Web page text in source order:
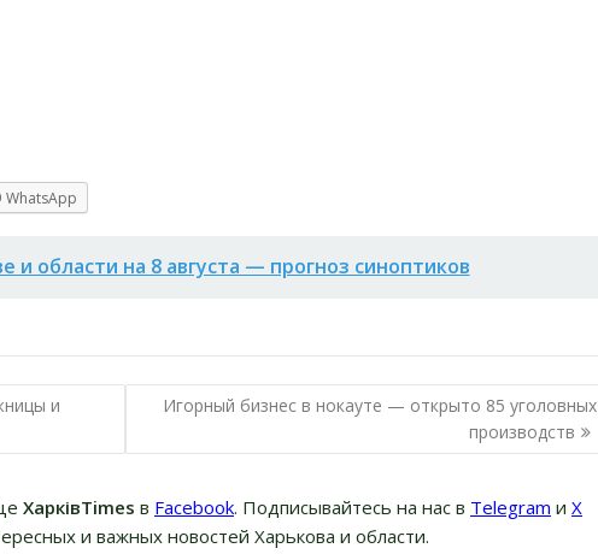
WhatsApp
и области на 8 августа — прогноз синоптиков
и
Игорный бизнес в нокауте — открыто 85 уголовных
производств
ХарківTimes в Facebook. Подписывайтесь на нас в Telegram и Х
и важных новостей Харькова и области.